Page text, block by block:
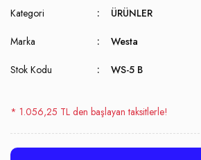
Kategori ÜRÜNLER
Marka Westa
Stok Kodu WS-5 B
* 1.056,25 TL den başlayan taksitlerle!